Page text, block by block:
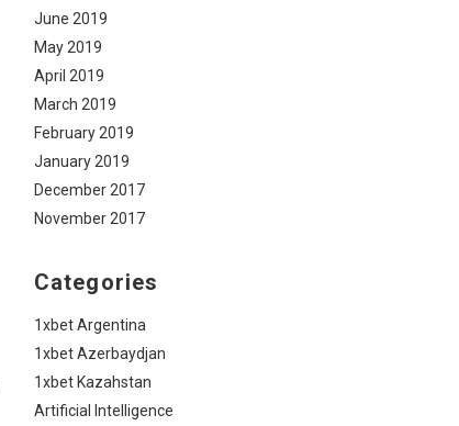
June 2019
May 2019
April 2019
March 2019
February 2019
January 2019
December 2017
November 2017
Categories
1xbet Argentina
1xbet Azerbaydjan
1xbet Kazahstan
Artificial Intelligence